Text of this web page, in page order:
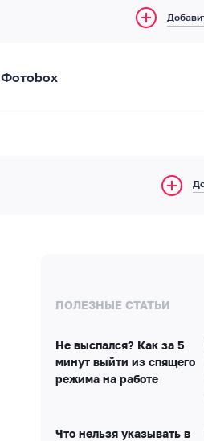
Фотоbox
ПОЛЕЗНЫЕ СТАТЬИ
Не выспался? Как за 5
минут выйти из спящего
режима на работе
Что нельзя указывать в